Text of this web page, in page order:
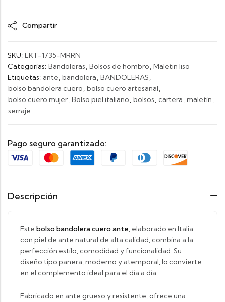
Compartir
SKU: LKT-1735-MRRN
Categorías: Bandoleras, Bolsos de hombro, Maletin liso
Etiquetas: ante, bandolera, BANDOLERAS,
bolso bandolera cuero, bolso cuero artesanal,
bolso cuero mujer, Bolso piel italiano, bolsos, cartera, maletín,
serraje
Pago seguro garantizado:
Descripción
Este bolso bandolera cuero ante, elaborado en Italia
con piel de ante natural de alta calidad, combina a la
perfección estilo, comodidad y funcionalidad. Su
diseño tipo panera, moderno y atemporal, lo convierte
en el complemento ideal para el día a día.
Fabricado en ante grueso y resistente, ofrece una